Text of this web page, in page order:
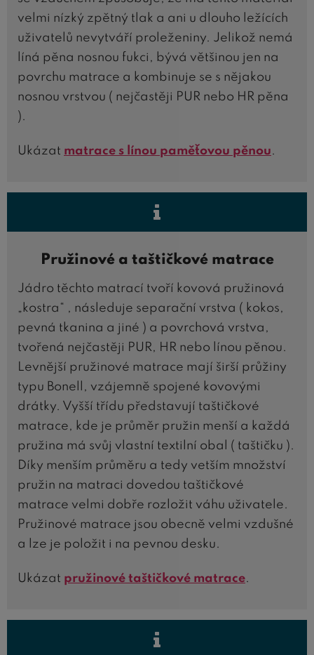
velmi nízký zpětný tlak a ani u dlouho ležících
uživatelů nevytváří proleženiny. Jelikož nemá
líná pěna nosnou fukci, bývá většinou jen na
povrchu matrace a kombinuje se s nějakou
nosnou vrstvou ( nejčastěji PUR nebo HR pěna
).
Ukázat matrace s línou paměťovou pěnou.
Pružinové a taštičkové matrace
Jádro těchto matrací tvoří kovová pružinová
„kostra“ , následuje separační vrstva ( kokos,
pevná tkanina a jiné ) a povrchová vrstva,
tvořená nejčastěji PUR, HR nebo línou pěnou.
Levnější pružinové matrace mají širší průžiny
typu Bonell, vzájemně spojené kovovými
drátky. Vyšší třídu představují taštičkové
matrace, kde je průměr pružin menší a každá
pružina má svůj vlastní textilní obal ( taštičku ).
Díky menším průměru a tedy vetším množství
pružin na matraci dovedou taštičkové
matrace velmi dobře rozložit váhu uživatele.
Pružinové matrace jsou obecně velmi vzdušné
a lze je položit i na pevnou desku.
Ukázat pružinové taštičkové matrace.